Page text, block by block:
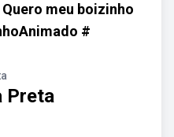
meu boizinho
#
Preta